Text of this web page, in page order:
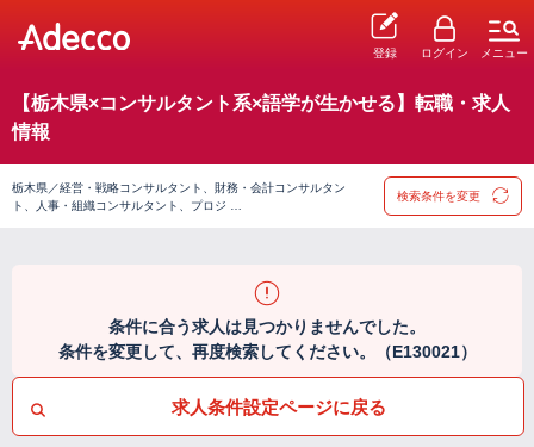
登録 ログイン メニュー
【栃木県×コンサルタント系×語学が生かせる】転職・求人
情報
栃木県／経営・戦略コンサルタント、財務・会計コンサルタン
ト、人事・組織コンサルタント、プロジ …
検索条件を変更
条件に合う求人は見つかりませんでした。
条件を変更して、再度検索してください。（E130021）
求人条件設定ページに戻る